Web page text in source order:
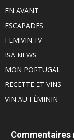
EN AVANT
ESCAPADES
FEMIVIN.TV
ISA NEWS
MON PORTUGAL
RECETTE ET VINS
VIN AU FÉMININ
Commentaires